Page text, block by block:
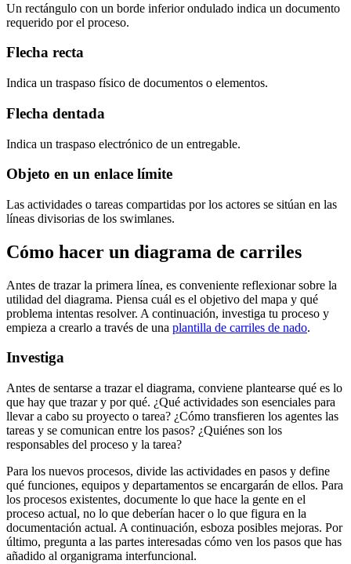
Un rectángulo con un borde inferior ondulado indica un documento
requerido por el proceso.
Flecha recta
Indica un traspaso físico de documentos o elementos.
Flecha dentada
Indica un traspaso electrónico de un entregable.
Objeto en un enlace límite
Las actividades o tareas compartidas por los actores se sitúan en las
líneas divisorias de los swimlanes.
Cómo hacer un diagrama de carriles
Antes de trazar la primera línea, es conveniente reflexionar sobre la
utilidad del diagrama. Piensa cuál es el objetivo del mapa y qué
problema intentas resolver. A continuación, investiga tu proceso y
empieza a crearlo a través de una plantilla de carriles de nado.
Investiga
Antes de sentarse a trazar el diagrama, conviene plantearse qué es lo
que hay que trazar y por qué. ¿Qué actividades son esenciales para
llevar a cabo su proyecto o tarea? ¿Cómo transfieren los agentes las
tareas y se comunican entre los pasos? ¿Quiénes son los
responsables del proceso y la tarea?
Para los nuevos procesos, divide las actividades en pasos y define
qué funciones, equipos y departamentos se encargarán de ellos. Para
los procesos existentes, documente lo que hace la gente en el
proceso actual, no lo que deberían hacer o lo que figura en la
documentación actual. A continuación, esboza posibles mejoras. Por
último, pregunta a las partes interesadas cómo ven los pasos que has
añadido al organigrama interfuncional.